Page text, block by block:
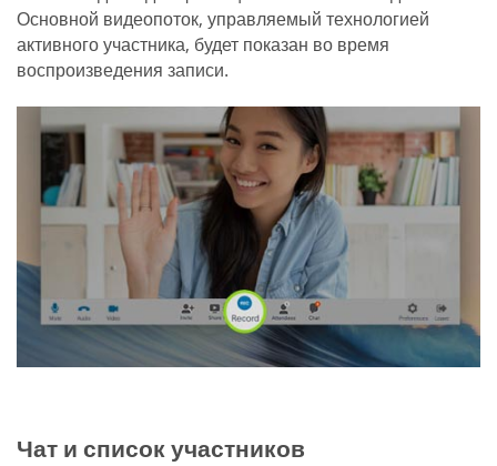
Основной видеопоток, управляемый технологией
активного участника, будет показан во время
воспроизведения записи.
Чат и список участников